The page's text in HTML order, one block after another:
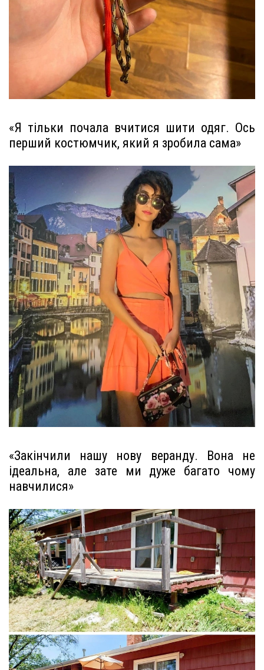
«Я тільки почала вчитися шити одяг. Ось
перший костюмчик, який я зробила сама»
«Закінчили нашу нову веранду. Вона не
ідеальна, але зате ми дуже багато чому
навчилися»